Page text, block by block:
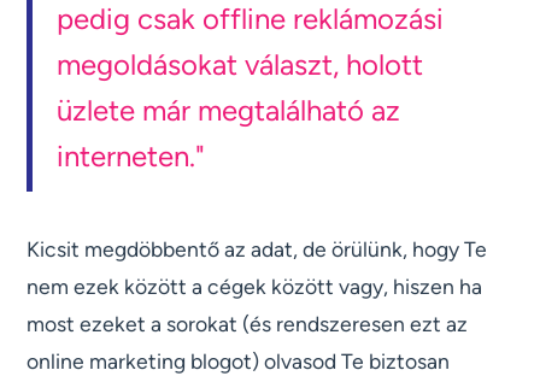
pedig csak offline reklámozási
megoldásokat választ, holott
üzlete már megtalálható az
interneten."
Kicsit megdöbbentő az adat, de örülünk, hogy Te
nem ezek között a cégek között vagy, hiszen ha
most ezeket a sorokat (és rendszeresen ezt az
online marketing blogot) olvasod Te biztosan